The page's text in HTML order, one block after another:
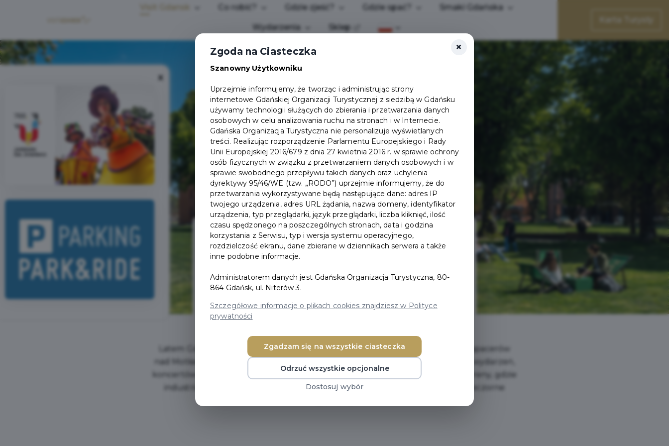
Visit Gdansk Co robić? Gdzie zjeść? Gdzie spać? Smaki Gdańska
Wydarzenia Sklep
Karta Turysty
X
Lato w Gdańsku
Latem Gdańsk tętni energią od rana do wieczora. Słoneczne dni zachęcają do spacerów
nad Motławą, odpoczynku na plaży i odkrywania miasta w rytmie plenerowych wydarzeń,
koncertów i festiwali. A gdy zapada zmrok, warto przenieść się na stoczniowe tereny, gdzie
industrialny klimat spotyka się z muzyką i swobodną atmosferą idealną na wieczorne
×
Zgoda na Ciasteczka
Szanowny Użytkowniku
Uprzejmie informujemy, że tworząc i administrując strony
internetowe Gdańskiej Organizacji Turystycznej z siedzibą w Gdańsku
używamy technologii służących do zbierania i przetwarzania danych
osobowych w celu analizowania ruchu na stronach i w Internecie.
Gdańska Organizacja Turystyczna nie personalizuje wyświetlanych
treści. Realizując rozporządzenie Parlamentu Europejskiego i Rady
Unii Europejskiej 2016/679 z dnia 27 kwietnia 2016 r. w sprawie ochrony
osób fizycznych w związku z przetwarzaniem danych osobowych i w
sprawie swobodnego przepływu takich danych oraz uchylenia
dyrektywy 95/46/WE (tzw. „RODO”) uprzejmie informujemy, że do
przetwarzania wykorzystywane będą następujące dane: adres IP
twojego urządzenia, adres URL żądania, nazwa domeny, identyfikator
urządzenia, typ przeglądarki, język przeglądarki, liczba kliknięć, ilość
czasu spędzonego na poszczególnych stronach, data i godzina
korzystania z Serwisu, typ i wersja systemu operacyjnego,
rozdzielczość ekranu, dane zbierane w dziennikach serwera a także
inne podobne informacje.
Administratorem danych jest Gdańska Organizacja Turystyczna, 80-
864 Gdańsk, ul. Niterów 3.
Szczegółowe informacje o plikach cookies znajdziesz w Polityce
prywatności
Zgadzam się na wszystkie ciasteczka
Odrzuć wszystkie opcjonalne
Dostosuj wybór